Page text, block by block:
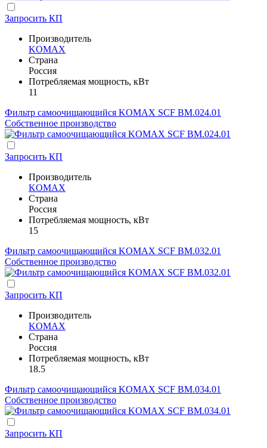
Запросить КП
Производитель
KOMAX
Страна
Россия
Потребляемая мощность, кВт
11
Фильтр самоочищающийся KOMAX SCF BM.024.01
Собственное производство
Запросить КП
Производитель
KOMAX
Страна
Россия
Потребляемая мощность, кВт
15
Фильтр самоочищающийся KOMAX SCF BM.032.01
Собственное производство
Запросить КП
Производитель
KOMAX
Страна
Россия
Потребляемая мощность, кВт
18.5
Фильтр самоочищающийся KOMAX SCF BM.034.01
Собственное производство
Запросить КП